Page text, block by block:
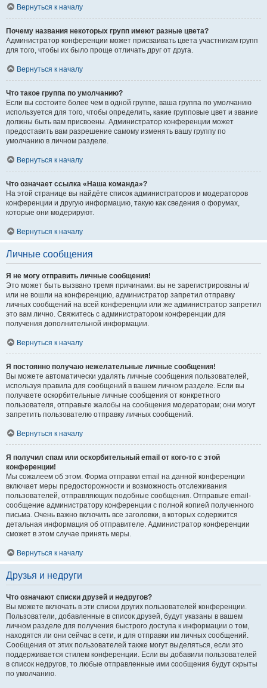
Вернуться к началу
Почему названия некоторых групп имеют разные цвета?
Администратор конференции может присваивать цвета участникам групп
для того, чтобы их было проще отличать друг от друга.
Вернуться к началу
Что такое группа по умолчанию?
Если вы состоите более чем в одной группе, ваша группа по умолчанию
используется для того, чтобы определить, какие групповые цвет и звание
должны быть вам присвоены. Администратор конференции может
предоставить вам разрешение самому изменять вашу группу по
умолчанию в личном разделе.
Вернуться к началу
Что означает ссылка «Наша команда»?
На этой странице вы найдёте список администраторов и модераторов
конференции и другую информацию, такую как сведения о форумах,
которые они модерируют.
Вернуться к началу
Личные сообщения
Я не могу отправить личные сообщения!
Это может быть вызвано тремя причинами: вы не зарегистрированы и/
или не вошли на конференцию, администратор запретил отправку
личных сообщений на всей конференции или же администратор запретил
это вам лично. Свяжитесь с администратором конференции для
получения дополнительной информации.
Вернуться к началу
Я постоянно получаю нежелательные личные сообщения!
Вы можете автоматически удалять личные сообщения пользователей,
используя правила для сообщений в вашем личном разделе. Если вы
получаете оскорбительные личные сообщения от конкретного
пользователя, отправьте жалобы на сообщения модераторам; они могут
запретить пользователю отправку личных сообщений.
Вернуться к началу
Я получил спам или оскорбительный email от кого-то с этой
конференции!
Мы сожалеем об этом. Форма отправки email на данной конференции
включает меры предосторожности и возможность отслеживания
пользователей, отправляющих подобные сообщения. Отправьте email-
сообщение администратору конференции с полной копией полученного
письма. Очень важно включить все заголовки, в которых содержится
детальная информация об отправителе. Администратор конференции
сможет в этом случае принять меры.
Вернуться к началу
Друзья и недруги
Что означают списки друзей и недругов?
Вы можете включать в эти списки других пользователей конференции.
Пользователи, добавленные в список друзей, будут указаны в вашем
личном разделе для получения быстрого доступа к информации о том,
находятся ли они сейчас в сети, и для отправки им личных сообщений.
Сообщения от этих пользователей также могут выделяться, если это
поддерживается стилем конференции. Если вы добавили пользователей
в список недругов, то любые отправленные ими сообщения будут скрыты
по умолчанию.